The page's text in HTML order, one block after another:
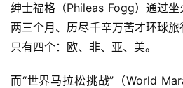
绅士福格（Phileas Fogg）通过
两三个月、历尽千辛万苦才环球
只有四个：欧、非、亚、美。
而“世界马拉松挑战”（World